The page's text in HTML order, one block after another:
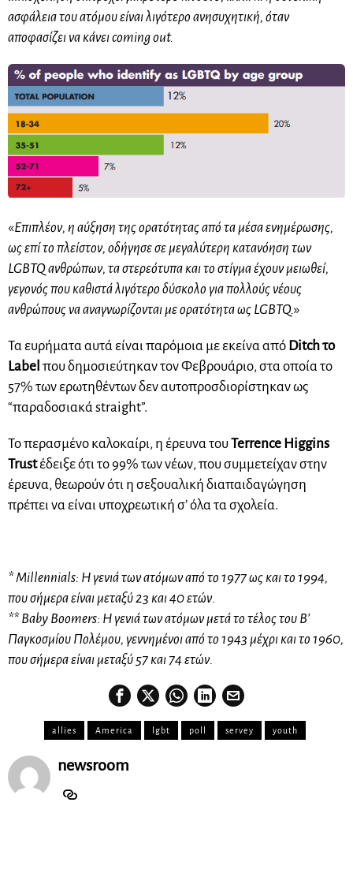
ασφάλεια του ατόμου είναι λιγότερο ανησυχητική, όταν
αποφασίζει να κάνει coming out.
«Επιπλέον, η αύξηση της ορατότητας από τα μέσα ενημέρωσης,
ως επί το πλείστον, οδήγησε σε μεγαλύτερη κατανόηση των
LGBTQ ανθρώπων, τα στερεότυπα και το στίγμα έχουν μειωθεί,
γεγονός που καθιστά λιγότερο δύσκολο για πολλούς νέους
ανθρώπους να αναγνωρίζονται με ορατότητα ως LGBTQ.»
Τα ευρήματα αυτά είναι παρόμοια με εκείνα από Ditch το
Label που δημοσιεύτηκαν τον Φεβρουάριο, στα οποία το
57% των ερωτηθέντων δεν αυτοπροσδιορίστηκαν ως
“παραδοσιακά straight”.
Το περασμένο καλοκαίρι, η έρευνα τουTerrence Higgins
Trustέδειξε ότι το 99% των νέων, που συμμετείχαν στην
έρευνα, θεωρούν ότι η σεξουαλική διαπαιδαγώγηση
πρέπει να είναι υποχρεωτική σ’ όλα τα σχολεία.
* Millennials: Η γενιά των ατόμων από το 1977 ως και το 1994,
που σήμερα είναι μεταξύ 23 και 40 ετών.
** Baby Boomers: Η γενιά των ατόμων μετά το τέλος του Β’
Παγκοσμίου Πολέμου, γεννημένοι από το 1943 μέχρι και το 1960,
που σήμερα είναι μεταξύ 57 και 74 ετών.
allies America lgbt poll servey youth
newsroom